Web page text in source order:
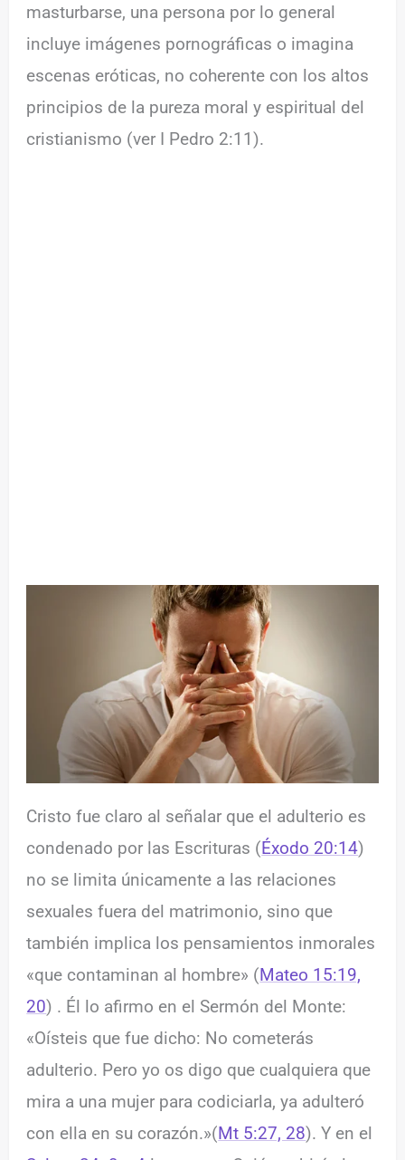
masturbarse, una persona por lo general
incluye imágenes pornográficas o imagina
escenas eróticas, no coherente con los altos
principios de la pureza moral y espiritual del
cristianismo (ver I Pedro 2:11).
Cristo fue claro al señalar que el adulterio es
condenado por las Escrituras (Éxodo 20:14)
no se limita únicamente a las relaciones
sexuales fuera del matrimonio, sino que
también implica los pensamientos inmorales
«que contaminan al hombre» (Mateo 15:19,
20) . Él lo afirmo en el Sermón del Monte:
«Oísteis que fue dicho: No cometerás
adulterio. Pero yo os digo que cualquiera que
mira a una mujer para codiciarla, ya adulteró
con ella en su corazón.»(Mt 5:27, 28). Y en el